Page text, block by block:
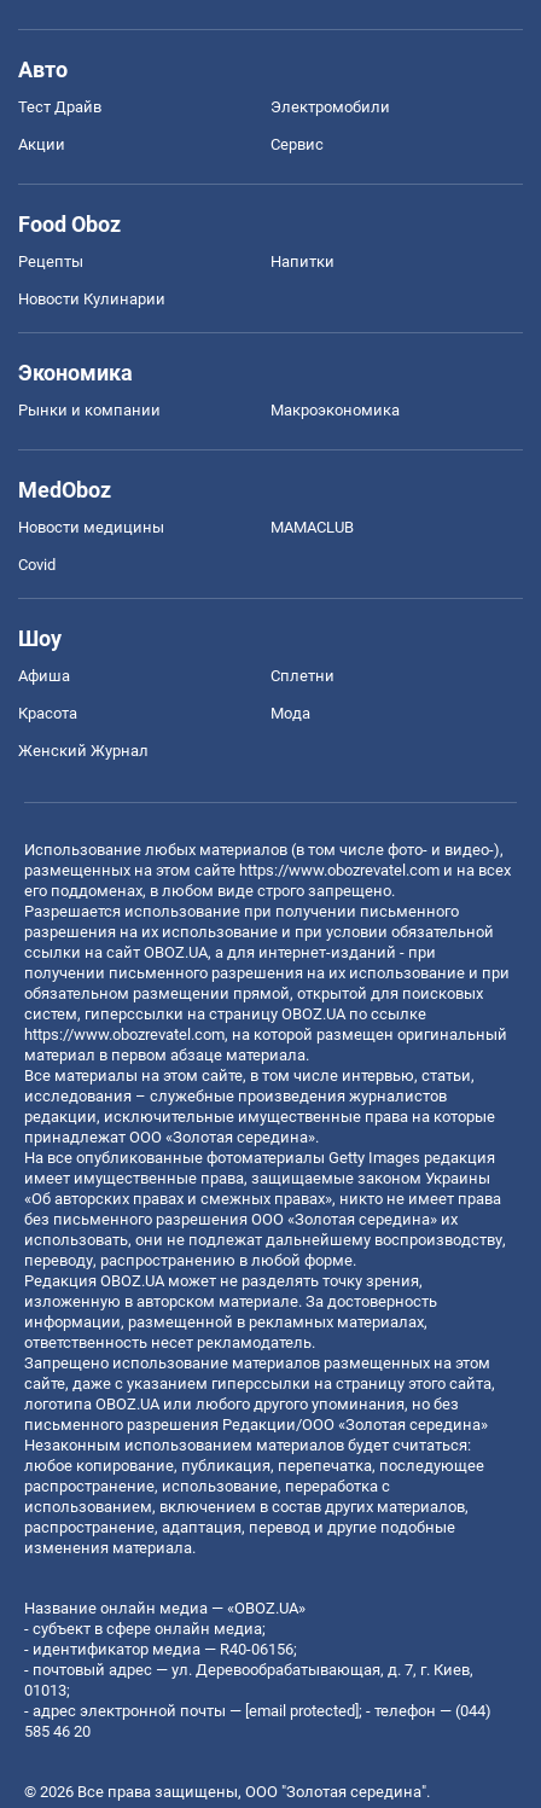
Авто
Тест Драйв Электромобили
Акции Сервис
Food Oboz
Рецепты Напитки
Новости Кулинарии
Экономика
Рынки и компании Mакроэкономика
MedOboz
Новости медицины MAMACLUB
Covid
Шоу
Афиша Сплетни
Красота Мода
Женский Журнал
Использование любых материалов (в том числе фото- и видео-),
размещенных на этом сайте https://www.obozrevatel.com и на всех
его поддоменах, в любом виде строго запрещено.
Разрешается использование при получении письменного
разрешения на их использование и при условии обязательной
ссылки на сайт OBOZ.UA, а для интернет-изданий - при
получении письменного разрешения на их использование и при
обязательном размещении прямой, открытой для поисковых
систем, гиперссылки на страницу OBOZ.UA по ссылке
https://www.obozrevatel.com, на которой размещен оригинальный
материал в первом абзаце материала.
Все материалы на этом сайте, в том числе интервью, статьи,
исследования – служебные произведения журналистов
редакции, исключительные имущественные права на которые
принадлежат ООО «Золотая середина».
На все опубликованные фотоматериалы Getty Images редакция
имеет имущественные права, защищаемые законом Украины
«Об авторских правах и смежных правах», никто не имеет права
без письменного разрешения ООО «Золотая середина» их
использовать, они не подлежат дальнейшему воспроизводству,
переводу, распространению в любой форме.
Редакция OBOZ.UA может не разделять точку зрения,
изложенную в авторском материале. За достоверность
информации, размещенной в рекламных материалах,
ответственность несет рекламодатель.
Запрещено использование материалов размещенных на этом
сайте, даже с указанием гиперссылки на страницу этого сайта,
логотипа OBOZ.UA или любого другого упоминания, но без
письменного разрешения Редакции/ООО «Золотая середина»
Незаконным использованием материалов будет считаться:
любое копирование, публикация, перепечатка, последующее
распространение, использование, переработка с
использованием, включением в состав других материалов,
распространение, адаптация, перевод и другие подобные
изменения материала.
Название онлайн медиа — «OBOZ.UA»
- субъект в сфере онлайн медиа;
- идентификатор медиа — R40-06156;
- почтовый адрес — ул. Деревообрабатывающая, д. 7, г. Киев,
01013;
- адрес электронной почты — [email protected] ; - телефон — (044)
585 46 20
© 2026 Все права защищены, ООО "Золотая середина".